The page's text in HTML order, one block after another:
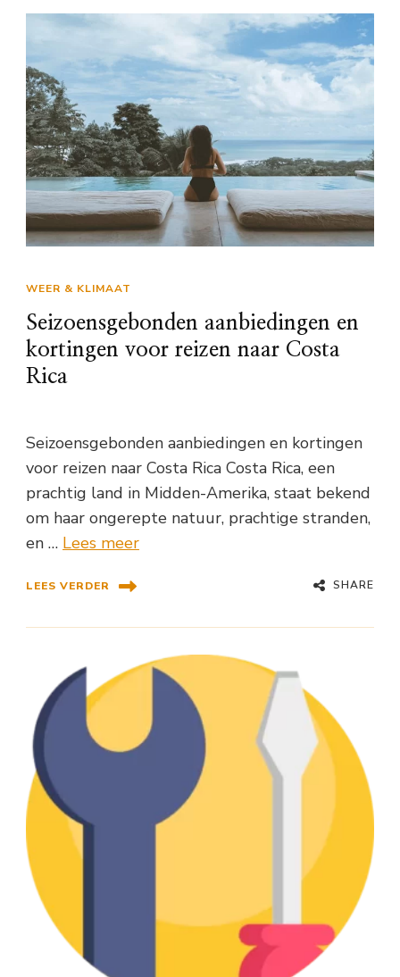
WEER & KLIMAAT
Seizoensgebonden aanbiedingen en
kortingen voor reizen naar Costa
Rica
Seizoensgebonden aanbiedingen en kortingen
voor reizen naar Costa Rica Costa Rica, een
prachtig land in Midden-Amerika, staat bekend
om haar ongerepte natuur, prachtige stranden,
en … Lees meer
LEES VERDER SHARE